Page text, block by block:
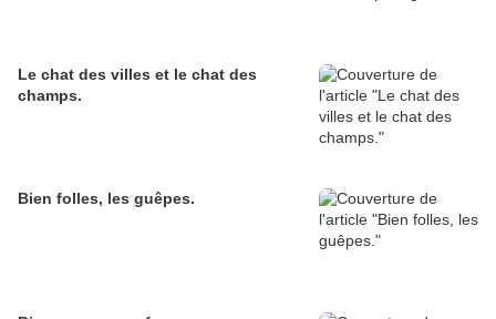
Le chat des villes et le chat des
champs.
Bien folles, les guêpes.